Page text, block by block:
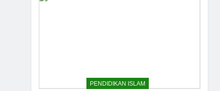
PENDIDIKAN ISLAM